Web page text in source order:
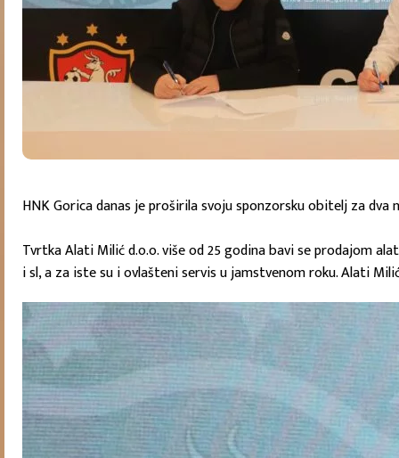
HNK Gorica danas je proširila svoju sponzorsku obitelj za
Tvrtka Alati Milić d.o.o. više od 25 godina bavi se prodajom
i sl, a za iste su i ovlašteni servis u jamstvenom roku. Alati